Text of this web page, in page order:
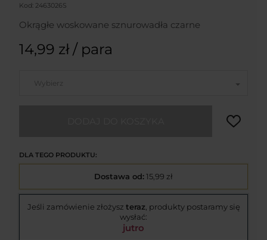
Kod: 2463026S
Okrągłe woskowane sznurowadła czarne
14,99 zł / para
Wybierz
DLA TEGO PRODUKTU:
Dostawa od:15,99 zł
Jeśli zamówienie złożysz teraz , produkty postaramy się
wysłać:
jutro